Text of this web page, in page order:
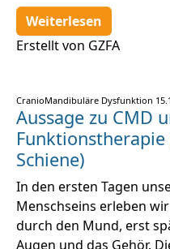
Weiterlesen
Erstellt von GZFA
CranioMandibuläre Dysfunktion
Aussage zu CMD
Funktionstherapie
Schiene)
In den ersten Tagen
Menschseins erleben
durch den Mund, erst
Augen und das Gehör.